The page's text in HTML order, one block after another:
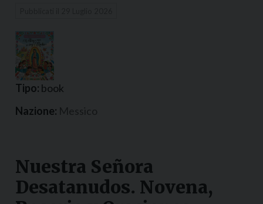
Tipo: book
Nazione:
Nuestra Señora
Desatanudos. Novena,